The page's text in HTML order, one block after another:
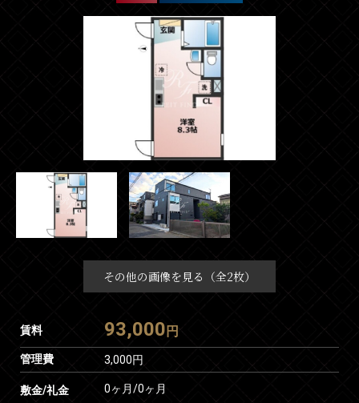
その他の画像を見る（全2枚）
賃料 93,000 円
管理費 3,000円
敷金/礼金 0ヶ月/0ヶ月